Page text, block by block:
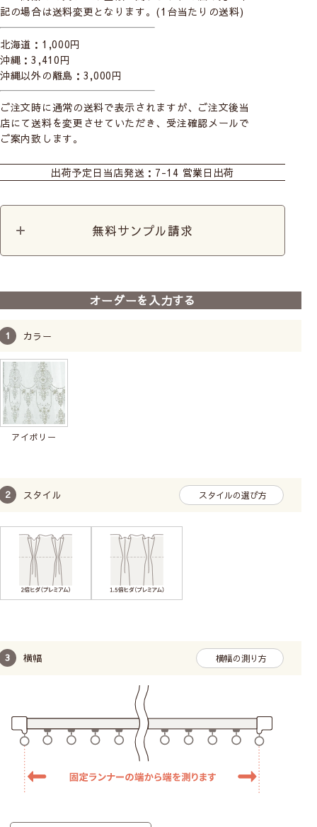
記の場合は送料変更となります。(1台当たりの送料)
北海道：1,000円
沖縄：3,410円
沖縄以外の離島：3,000円
ご注文時に通常の送料で表示されますが、ご注文後当
店にて送料を変更させていただき、受注確認メールで
ご案内致します。
出荷予定日 当店発送：7-14 営業日出荷
無料サンプル請求
オーダーを入力する
カラー
アイボリー
スタイル スタイルの選び方
横幅 横幅の測り方